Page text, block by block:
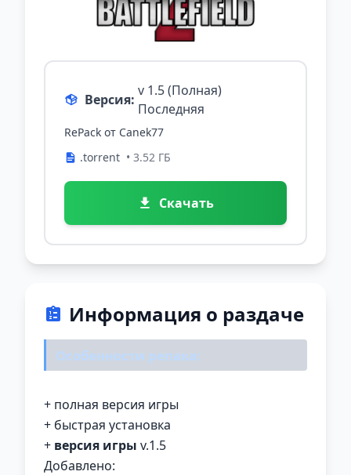
Версия:
v 1.5 (Полная)
Последняя
RePack от Canek77
.torrent • 3.52 ГБ
Скачать
Информация о раздаче
Особенности репака:
+ полная версия игры
+ быстрая установка
+ версия игры v.1.5
Добавлено: